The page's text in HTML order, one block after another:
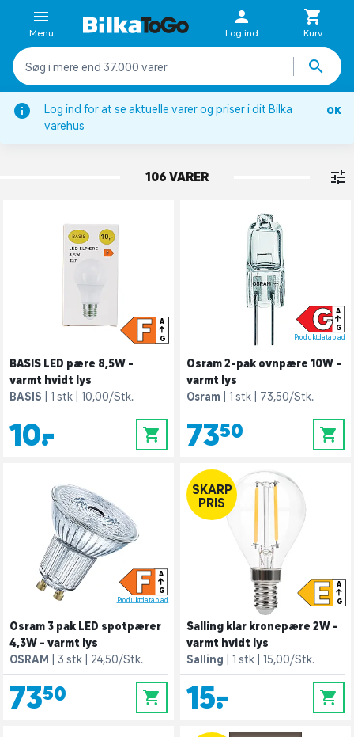
Log ind for at se aktuelle varer og priser i dit Bilka
varehus
OK
Menu Log ind Kurv
Belysning
PÆRER
106 VARER
A
G
F
BASIS LED pære 8,5W -
varmt hvidt lys
BASIS
1 stk 10,00/Stk.
10,- 0
A
G
G
Produktdatablad
Osram 2-pak ovnpære 10W -
varmt lys
Osram
1 stk 73,50/Stk.
73,50 0
A
G
F
Produktdatablad
Osram 3 pak LED spotpærer
4,3W - varmt lys
OSRAM
3 stk 24,50/Stk.
73,50 0
SKARP
PRIS
A
G
E
Salling klar kronepære 2W -
varmt hvidt lys
Salling
1 stk 15,00/Stk.
15,- 0